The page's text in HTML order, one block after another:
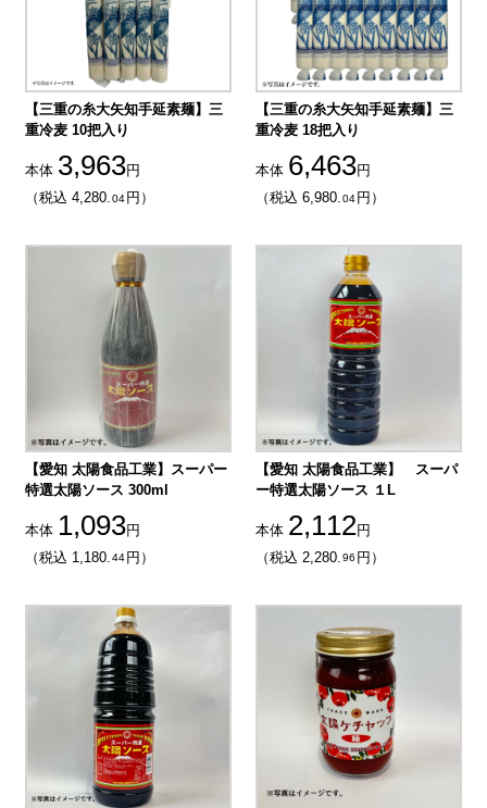
【三重の糸大矢知手延素麺】三
重冷麦 10把入り
本体 3,963円
（税込 4,280.04 円）
【三重の糸大矢知手延素麺】三
重冷麦 18把入り
本体 6,463円
（税込 6,980.04 円）
【愛知 太陽食品工業】スーパー
特選太陽ソース 300ml
本体 1,093円
（税込 1,180. 44 円）
【愛知 太陽食品工業】 スーパ
ー特選太陽ソース １L
本体 2,112円
（税込 2,280. 96 円）